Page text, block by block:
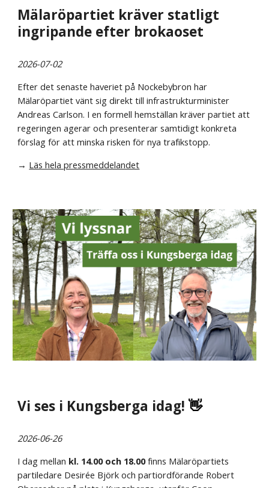
Mälaröpartiet kräver statligt
ingripande efter brokaoset
2026-07-02
Efter det senaste haveriet på Nockebybron har
Mälaröpartiet vänt sig direkt till infrastrukturminister
Andreas Carlson. I en formell hemställan kräver partiet att
regeringen agerar och presenterar samtidigt konkreta
förslag för att minska risken för nya trafikstopp.
→ Läs hela pressmeddelandet
Vi ses i Kungsberga idag!👋
2026-06-26
I dag mellan kl. 14.00 och 18.00finns Mälaröpartiets
partiledare Desirée Björk och partiordförande Robert